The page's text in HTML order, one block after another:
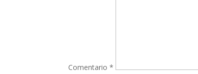
Comentario*